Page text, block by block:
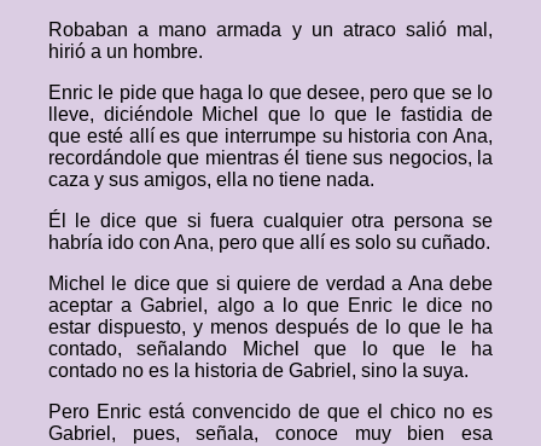
Robaban a mano armada y un atraco salió mal,
hirió a un hombre.
Enric le pide que haga lo que desee, pero que se lo
lleve, diciéndole Michel que lo que le fastidia de
que esté allí es que interrumpe su historia con Ana,
recordándole que mientras él tiene sus negocios, la
caza y sus amigos, ella no tiene nada.
Él le dice que si fuera cualquier otra persona se
habría ido con Ana, pero que allí es solo su cuñado.
Michel le dice que si quiere de verdad a Ana debe
aceptar a Gabriel, algo a lo que Enric le dice no
estar dispuesto, y menos después de lo que le ha
contado, señalando Michel que lo que le ha
contado no es la historia de Gabriel, sino la suya.
Pero Enric está convencido de que el chico no es
Gabriel, pues, señala, conoce muy bien esa